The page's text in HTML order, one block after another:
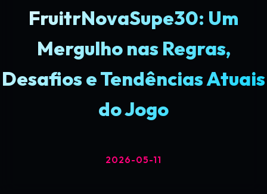
FruitrNovaSupe30: Um
Mergulho nas Regras,
Desafios e Tendências Atuais
do Jogo
2026-05-11